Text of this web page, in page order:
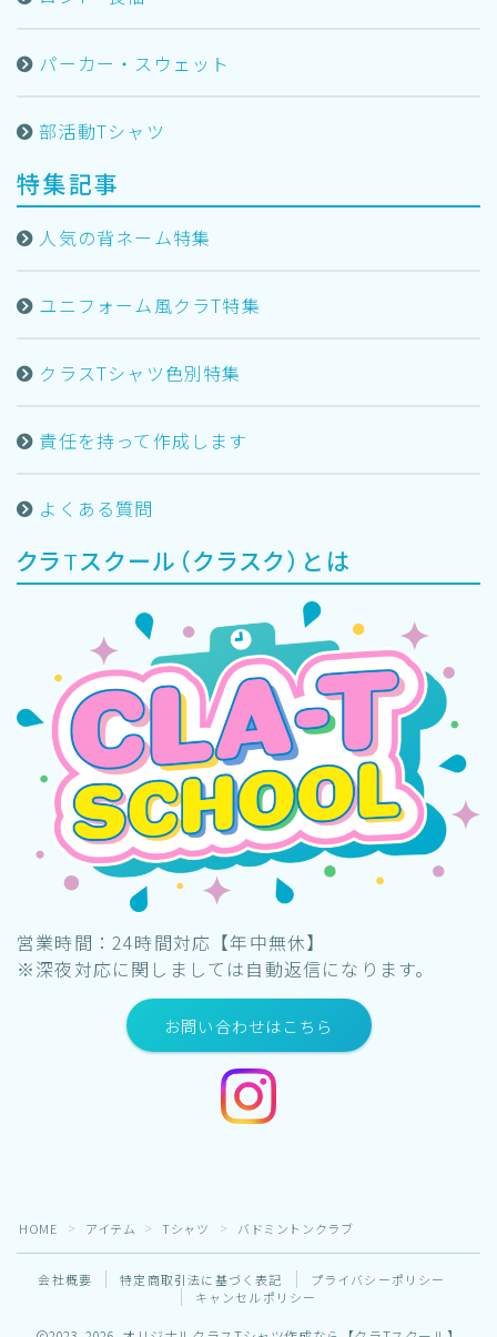
パーカー・スウェット
部活動Tシャツ
特集記事
人気の背ネーム特集
ユニフォーム風クラT特集
クラスTシャツ色別特集
責任を持って作成します
よくある質問
クラTスクール（クラスク）とは
営業時間：24時間対応【年中無休】
※深夜対応に関しましては自動返信になります。
お問い合わせはこちら
HOME ＞ アイテム ＞ Tシャツ ＞ バドミントンクラブ
会社概要 特定商取引法に基づく表記
プライバシーポリシー
キャンセルポリシー